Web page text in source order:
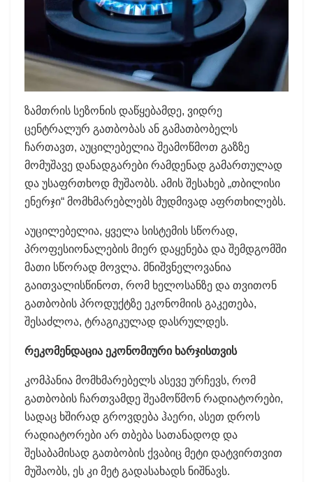
ზამთრის სეზონის დაწყებამდე, ვიდრე
ცენტრალურ გათბობას ან გამათბობელს
ჩართავთ, აუცილებელია შეამოწმოთ გაზზე
მომუშავე დანადგარები რამდენად გამართულად
და უსაფრთხოდ მუშაობს. ამის შესახებ „თბილისი
ენერჯი“ მომხმარებლებს მუდმივად აფრთხილებს.
აუცილებელია, ყველა სისტემის სწორად,
პროფესიონალების მიერ დაყენება და შემდგომში
მათი სწორად მოვლა. მნიშვნელოვანია
გაითვალისწინოთ, რომ ხელოსანზე და თვითონ
გათბობის პროდუქტზე ეკონომიის გაკეთება,
შესაძლოა, ტრაგიკულად დასრულდეს.
რეკომენდაცია ეკონომიური ხარჯისთვის
კომპანია მომხმარებელს ასევე ურჩევს, რომ
გათბობის ჩართვამდე შეამოწმონ რადიატორები,
სადაც ხშირად გროვდება ჰაერი, ასეთ დროს
რადიატორები არ თბება სათანადოდ და
შესაბამისად გათბობის ქვაბიც მეტი დატვირთვით
მუშაობს, ეს კი მეტ გადასახადს ნიშნავს.